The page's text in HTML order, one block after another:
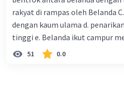
rakyat di rampas oleh Belanda
dengan kaum ulama d.
tinggi e. Belanda ikut campur
51 0.0